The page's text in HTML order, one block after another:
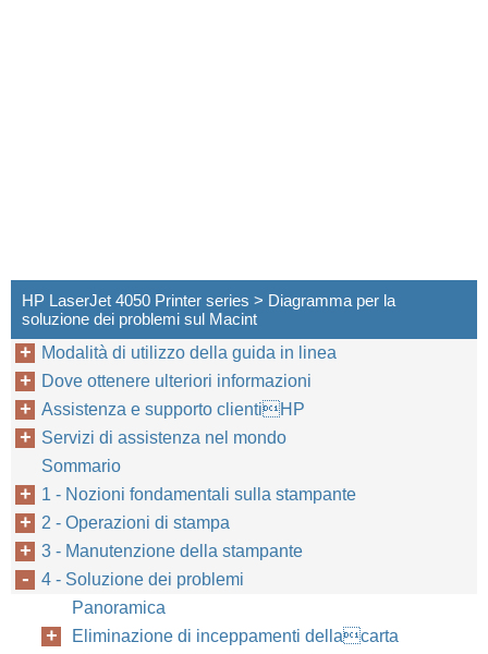
IT
HP LaserJet 4050 Printer series > Diagramma per la
soluzione dei problemi sul Macint
Modalità di utilizzo della guida in linea
Dove ottenere ulteriori informazioni
Assistenza e supporto clientiHP
Servizi di assistenza nel mondo
Sommario
1 - Nozioni fondamentali sulla stampante
2 - Operazioni di stampa
3 - Manutenzione della stampante
4 - Soluzione dei problemi
Panoramica
Eliminazione di inceppamenti dellacarta